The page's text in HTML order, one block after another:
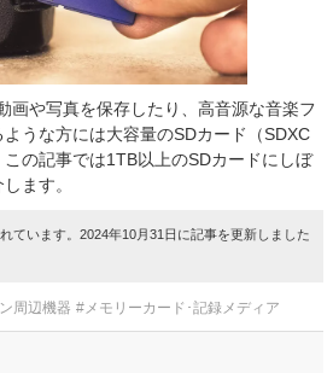
画や写真を保存したり、高音源な音楽フ
うな方には大容量のSDカード（SDXC
の記事では1TB以上のSDカードにしぼ
ます。
ています。2024年10月31日に記事を更新しました
周辺機器 #メモリーカード･記録メディア